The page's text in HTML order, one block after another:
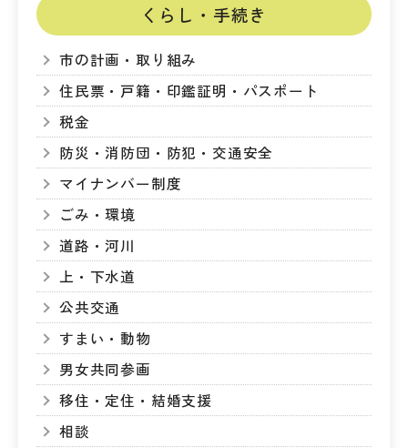
くらし・手続き
市の計画・取り組み
住民票・戸籍・印鑑証明・パスポート
税金
防災・消防団・防犯・交通安全
マイナンバー制度
ごみ・環境
道路・河川
上・下水道
公共交通
すまい・動物
男女共同参画
移住・定住・結婚支援
相談